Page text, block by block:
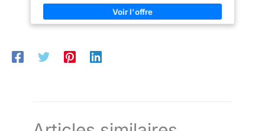
fatigue oculaire. Protection contre les chocs jusqu'à 30 %
supérieure à celle exigée par la norme de sécurité grâce à la
construction légère Holo Core, au système d'ajustement à 360°
coussinets 3D compatibles avec les systèmes audio. Contenu: